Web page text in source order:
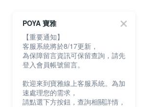
POYA 寶雅
【重要通知】
客服系統將於8/17更新，
為保障留言資訊可保留查詢，請先
登入會員帳號留言。
歡迎來到寶雅線上客服系統。為加
速處理您的需求，
請點選下方按鈕，查詢相關詳情，